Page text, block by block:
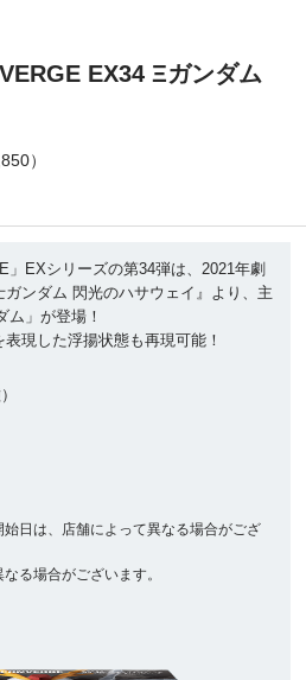
EX34 Ξガンダム
）
」EXシリーズの第34弾は、2021年劇
ンダム 閃光のハサウェイ』より、主
ム」が登場！
現した浮揚状態も再現可能！
日は、店舗によって異なる場合がござ
る場合がございます。